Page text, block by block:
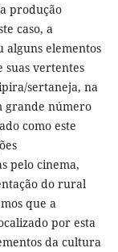
produção
caso, a
alguns elementos
suas vertentes
sertaneja, na
grande número
como este
pelo cinema,
do rural
que a
por esta
da cultura